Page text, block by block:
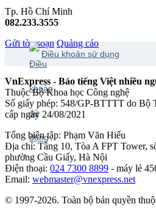
Tp. Hồ Chí Minh
082.233.3555
Gửi tòa soạn Quảng cáo
Điều khoản sử dụng
VnExpress - Báo tiếng Việt nhiều
Thuộc Bộ Khoa học Công nghệ
Số giấy phép: 548/GP-BTTTT do Bộ
cấp ngày 24/08/2021
Tổng biên tập: Phạm Văn Hiếu
Địa chỉ: Tầng 10, Tòa A FPT Tower,
phường Cầu Giấy, Hà Nội
Điện thoại: 024 7300 8899 - máy lẻ
Email: webmaster@vnexpress.net
© 1997-2026. Toàn bộ bản quyền